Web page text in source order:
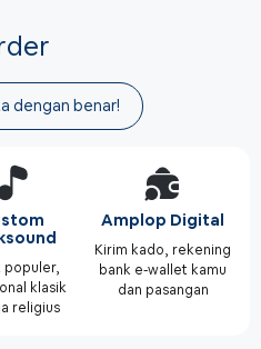
dengan benar!
populer,
klasik
religius
Amplop Digital
Kirim kado, rekening
bank e-wallet kamu
dan pasangan